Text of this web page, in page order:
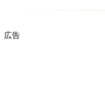
広告